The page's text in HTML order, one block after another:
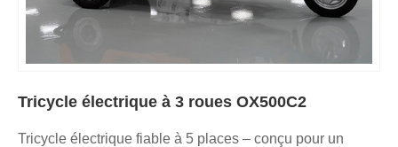
Tricycle électrique à 3 roues OX500C2
Tricycle électrique fiable à 5 places – conçu pour un